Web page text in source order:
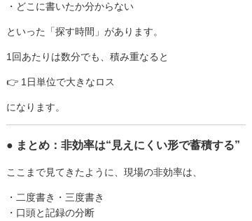
・どこに書いたか分からない
といった「探す時間」があります。
1回あたりは数分でも、積み重なると
👉 1日単位で大きなロス
になります。
● まとめ：非効率は“見えにくい形で蓄積する”
ここまで見てきたように、現場の非効率は、
・二度書き・三度書き
・口頭と記録の分断